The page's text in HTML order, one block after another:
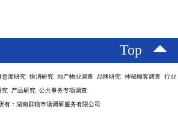
Top
度研究 快消研究 地产物业调查 品牌研究 神秘顾客调查 行业
究 产品研究 公共事务专项调查
有：湖南群狼市场调研服务有限公司